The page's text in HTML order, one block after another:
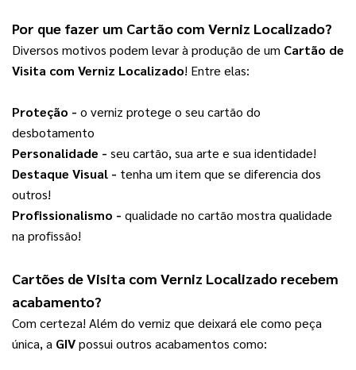
Por que fazer um Cartão com Verniz Localizado?
Diversos motivos podem levar à produção de um Cartão de
Visita com Verniz Localizado! Entre elas:
Proteção - o verniz protege o seu cartão do
desbotamento
Personalidade - seu cartão, sua arte e sua identidade!
Destaque Visual - tenha um item que se diferencia dos
outros!
Profissionalismo - qualidade no cartão mostra qualidade
na profissão!
Cartões de Visita com Verniz Localizado recebem
acabamento?
Com certeza! Além do verniz que deixará ele como peça
única, a GIV possui outros acabamentos como: